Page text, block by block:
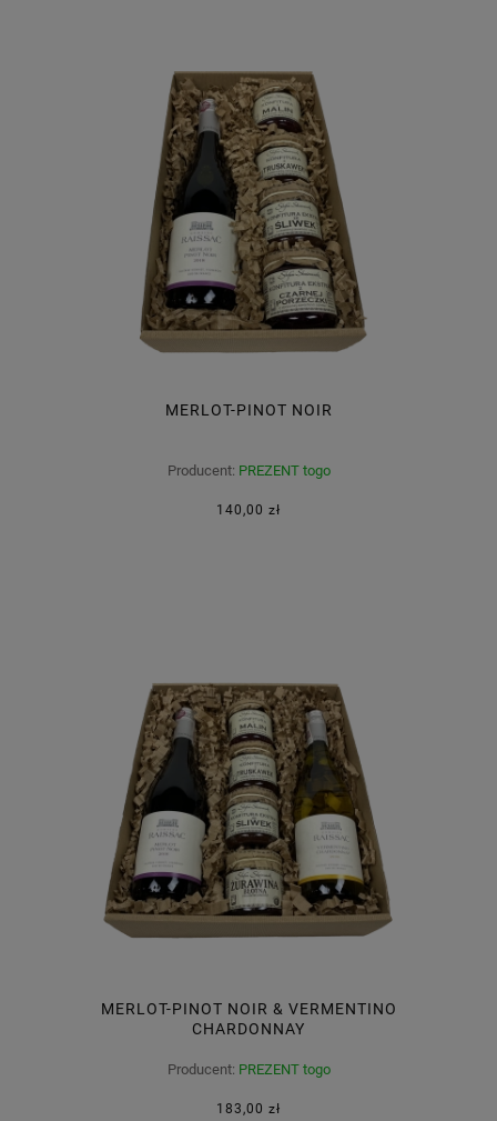
MERLOT-PINOT NOIR
Producent: PREZENT togo
140,00 zł
MERLOT-PINOT NOIR & VERMENTINO
CHARDONNAY
Producent: PREZENT togo
183,00 zł